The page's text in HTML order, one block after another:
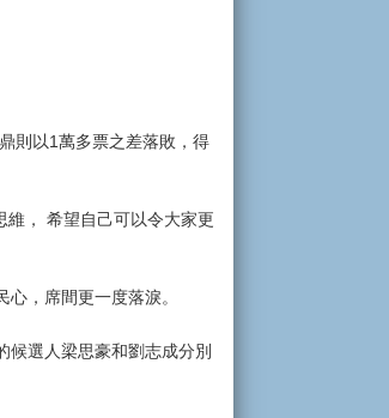
則以1萬多票之差落敗，得
， 希望自己可以令大家更
，席間更一度落淚。
候選人梁思豪和劉志成分別